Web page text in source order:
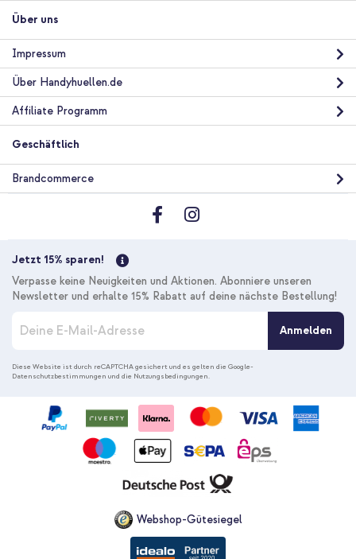
Über uns
Impressum
Über Handyhuellen.de
Affiliate Programm
Geschäftlich
Brandcommerce
Jetzt 15% sparen!
Verpasse keine Neuigkeiten und Aktionen. Abonniere unseren
Newsletter und erhalte 15% Rabatt auf deine nächste Bestellung!
d
e
Anmelden
Diese Website ist durch reCAPTCHA gesichert und es gelten dieGoogle-
Datenschutzbestimmungen und die Nutzungsbedingungen.
Webshop-Gütesiegel